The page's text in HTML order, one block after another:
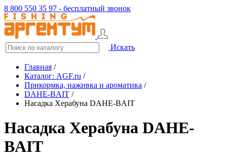
8 800 550 35 97 - бесплатный звонок
Искать
Главная /
Каталог: AGF.ru /
Прикормка, наживка и ароматика /
DAHE-BAIT /
Насадка Херабуна DAHE-BAIT
Насадка Херабуна DAHE-
BAIT